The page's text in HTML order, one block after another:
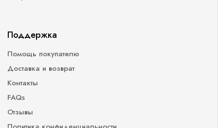
Поддержка
Помощь покупателю
Доставка и возврат
Контакты
FAQs
Отзывы